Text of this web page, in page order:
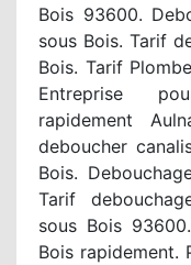
Bois 93600.
sous Bois. Tarif
Bois. Tarif
Entreprise
rapidement
deboucher
Bois.
Tarif
sous Bois
Bois rapidement.